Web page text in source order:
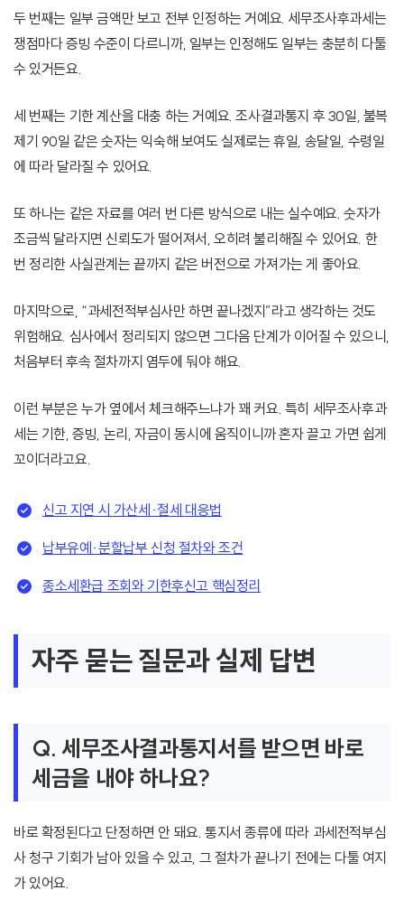
두 번째는 일부 금액만 보고 전부 인정하는 거예요. 세무조사후과세는
쟁점마다 증빙 수준이 다르니까, 일부는 인정해도 일부는 충분히 다툴
수 있거든요.
세 번째는 기한 계산을 대충 하는 거예요. 조사결과통지 후 30일, 불복
제기 90일 같은 숫자는 익숙해 보여도 실제로는 휴일, 송달일, 수령일
에 따라 달라질 수 있어요.
또 하나는 같은 자료를 여러 번 다른 방식으로 내는 실수예요. 숫자가
조금씩 달라지면 신뢰도가 떨어져서, 오히려 불리해질 수 있어요. 한
번 정리한 사실관계는 끝까지 같은 버전으로 가져가는 게 좋아요.
마지막으로, “과세전적부심사만 하면 끝나겠지”라고 생각하는 것도
위험해요. 심사에서 정리되지 않으면 그다음 단계가 이어질 수 있으니,
처음부터 후속 절차까지 염두에 둬야 해요.
이런 부분은 누가 옆에서 체크해주느냐가 꽤 커요. 특히 세무조사후과
세는 기한, 증빙, 논리, 자금이 동시에 움직이니까 혼자 끌고 가면 쉽게
꼬이더라고요.
신고 지연 시 가산세·절세 대응법
납부유예·분할납부 신청 절차와 조건
종소세환급 조회와 기한후신고 핵심정리
자주 묻는 질문과 실제 답변
Q. 세무조사결과통지서를 받으면 바로
세금을 내야 하나요?
바로 확정된다고 단정하면 안 돼요. 통지서 종류에 따라 과세전적부심
사 청구 기회가 남아 있을 수 있고, 그 절차가 끝나기 전에는 다툴 여지
가 있어요.